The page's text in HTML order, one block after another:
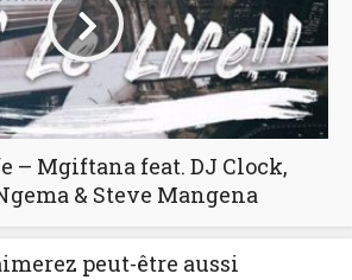
– Mgiftana feat. DJ Clock,
& Steve Mangena
peut-être aussi